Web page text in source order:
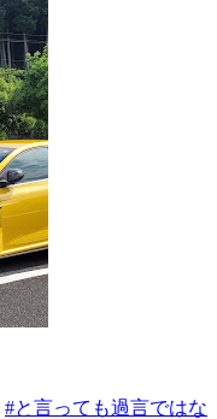
#と言っても過言ではな